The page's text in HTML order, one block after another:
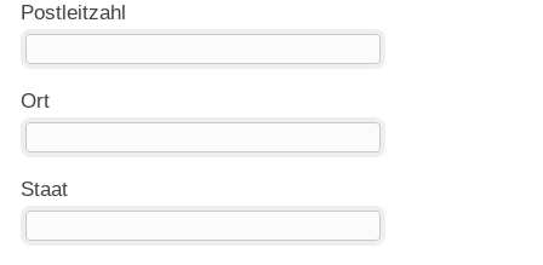
Postleitzahl
Ort
Staat